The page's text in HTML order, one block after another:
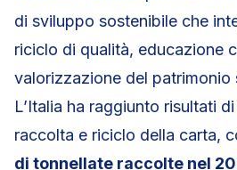
di sviluppo sostenibile che
riciclo di qualità, educazione
valorizzazione del patrimonio
L’Italia ha raggiunto risultati
raccolta e riciclo della carta,
di tonnellate raccolte nel